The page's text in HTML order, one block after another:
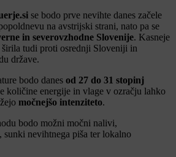
se bodo prve nevihte danes začele
na avstrijski strani, nato pa se
in severovzhodne Slovenije. Kasneje
širila tudi proti osrednji Sloveniji in
države.
bodo danes od 27 do 31 stopinj
količine energije in vlage v ozračju lahko
močnejšo intenziteto.
bodo možni močni nalivi,
sunki nevihtnega piša ter lokalno